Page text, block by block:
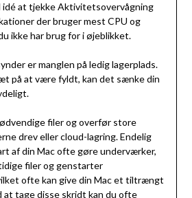
idé at tjekke Aktivitetsovervågning
der bruger mest CPU og
ikke har brug for i øjeblikket.
er manglen på ledig lagerplads.
på at være fyldt, kan det sænke din
filer og overfør store
drev eller cloud-lagring. Endelig
af din Mac ofte gøre underværker,
filer og genstarter
ofte kan give din Mac et tiltrængt
at tage disse skridt kan du ofte